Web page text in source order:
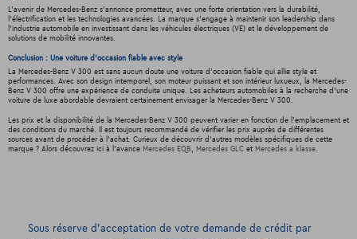
L'avenir de Mercedes-Benz s'annonce prometteur, avec une forte orientation vers la durabilité,
l'électrification et les technologies avancées. La marque s'engage à maintenir son leadership dans
l'industrie automobile en investissant dans les véhicules électriques (VE) et le développement de
solutions de mobilité innovantes.
Conclusion : Une voiture d'occasion fiable avec style
La Mercedes-Benz V 300 est sans aucun doute une voiture d'occasion fiable qui allie style et
performances. Avec son design intemporel, son moteur puissant et son intérieur luxueux, la Mercedes-
Benz V 300 offre une expérience de conduite unique. Les acheteurs automobiles à la recherche d'une
voiture de luxe abordable devraient certainement envisager la Mercedes-Benz V 300.
Les prix et la disponibilité de la Mercedes-Benz V 300 peuvent varier en fonction de l'emplacement et
des conditions du marché. Il est toujours recommandé de vérifier les prix auprès de différentes
sources avant de procéder à l'achat. Curieux de découvrir d'autres modèles spécifiques de cette
marque ? Alors découvrez ici à l'avance Mercedes EQB Mercedes GLCet Mercedes a klasse.
Sous réserve d’acceptation de votre demande de crédit par